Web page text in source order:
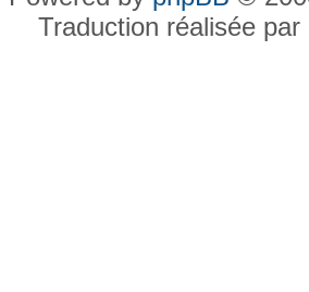
Traduction réalisée par